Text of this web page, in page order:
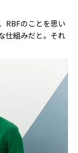
RBFのことを思い
仕組みだと。それ